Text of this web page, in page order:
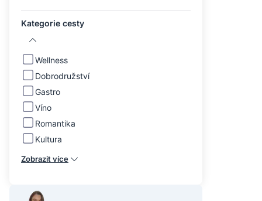
Kategorie cesty
Wellness
Dobrodružství
Gastro
Víno
Romantika
Kultura
Zobrazit více